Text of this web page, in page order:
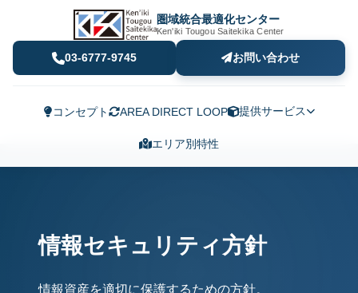
圏域統合最適化センター
Ken'iki Tougou Saitekika Center
03-6777-9745 お問い合わせ
コンセプト AREA DIRECT LOOP 提供サービス
エリア別特性
情報セキュリティ方針
情報資産を適切に保護するための方針。